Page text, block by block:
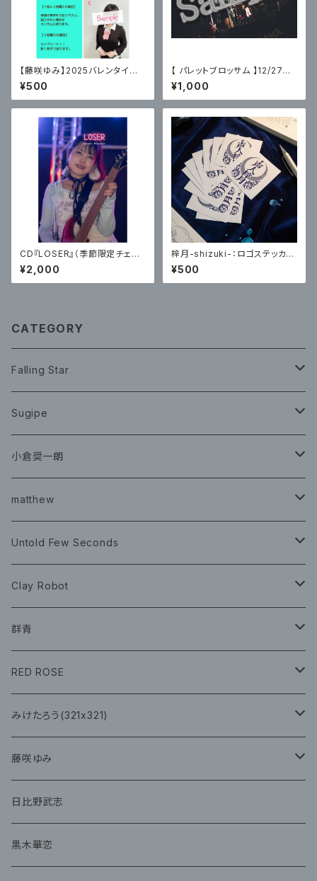
【藤咲ゆみ】2025バレンタイン
限定ブロマイド
¥500
【 パレットブロッサム 】12/27主
催ライブフォトA〈サイン無〉
¥1,000
CD『LOSER』（季節限定チェキ
付） / まつだはるみ
¥2,000
梓月-shizuki-：ロゴステッカー
２枚セット
¥500
CATEGORY
Falling Star
CD
グッズ
チェキ ブロマイド
イベント
ツアーグッズ
Sugipe
チケット
CD
グッズ
小倉奨一朗
イベント
グッズ
CD
matthew
Book
CD
Untold Few Seconds
グッズ
CD
Clay Robot
グッズ
CD
チェキ
群青
イベント
CD
グッズ
RED ROSE
CD
みけたろう(321x321)
CD
グッズ
藤咲ゆみ
CD
グッズ
日比野武志
黒木華恋